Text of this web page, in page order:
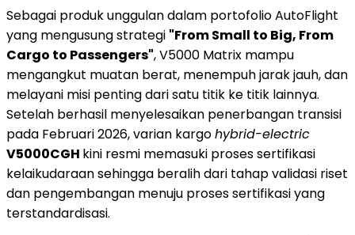
Sebagai produk unggulan dalam portofolio AutoFlight
yang mengusung strategi "From Small to Big, From
Cargo to Passengers", V5000 Matrix mampu
mengangkut muatan berat, menempuh jarak jauh, dan
melayani misi penting dari satu titik ke titik lainnya.
Setelah berhasil menyelesaikan penerbangan transisi
pada Februari 2026, varian kargohybrid-electric
V5000CGH kini resmi memasuki proses sertifikasi
kelaikudaraan sehingga beralih dari tahap validasi riset
dan pengembangan menuju proses sertifikasi yang
terstandardisasi.